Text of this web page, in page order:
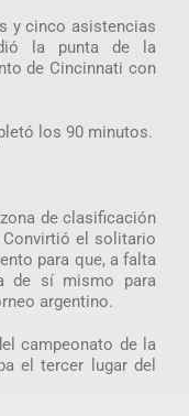
y cinco asistencias
la punta de la
de Cincinnati con
los 90 minutos.
de clasificación
Convirtió el solitario
para que, a falta
de sí mismo para
argentino.
campeonato de la
el tercer lugar del